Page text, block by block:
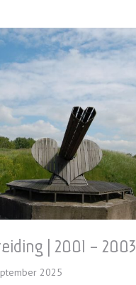
| 2001 – 2003
2025